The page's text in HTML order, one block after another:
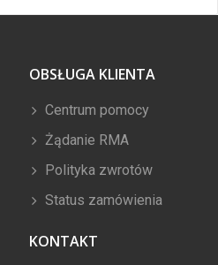
OBSŁUGA KLIENTA
Centrum pomocy
Żądanie RMA
Polityka zwrotów
Status zamówienia
KONTAKT